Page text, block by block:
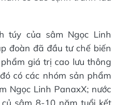
túy của sâm Ngọc Linh
đoàn đã đầu tư chế biến
giá trị cao lưu thông
có các nhóm sản phẩm
Ngọc Linh PanaxX; nước